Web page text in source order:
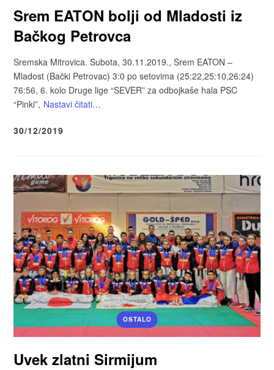
Srem EATON bolji od Mladosti iz
Bačkog Petrovca
Sremska Mitrovica. Subota, 30.11.2019., Srem EATON –
Mladost (Bački Petrovac) 3:0 po setovima (25:22,25:10,26:24)
76:56, 6. kolo Druge lige “SEVER” za odbojkaše hala PSC
“Pinki”, Nastavi čitati…
30/12/2019
OSTALO
Uvek zlatni Sirmijum